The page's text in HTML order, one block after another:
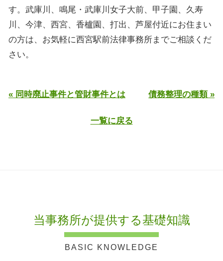
す。武庫川、鳴尾・武庫川女子大前、甲子園、久寿
川、今津、西宮、香櫨園、打出、芦屋付近にお住まい
の方は、お気軽に西宮駅前法律事務所までご相談くだ
さい。
« 同時廃止事件と管財事件とは 債務整理の種類 »
一覧に戻る
当事務所が提供する基礎知識